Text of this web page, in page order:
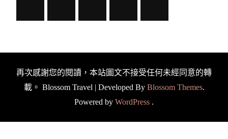
再次感謝您的閱讀，本站圖文不接受任何未經同意的轉
載。 Blossom Travel | Developed By Blossom Themes.
Powered by WordPress .